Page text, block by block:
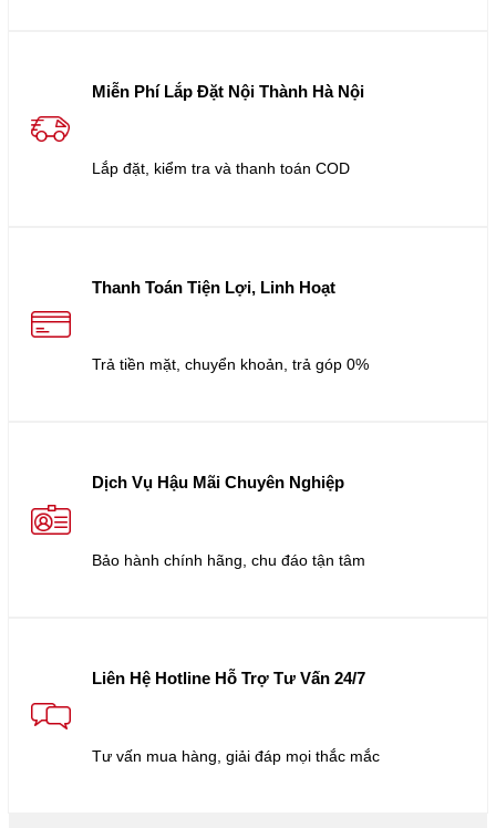
Miễn Phí Lắp Đặt Nội Thành Hà Nội
Lắp đặt, kiểm tra và thanh toán COD
Thanh Toán Tiện Lợi, Linh Hoạt
Trả tiền mặt, chuyển khoản, trả góp 0%
Dịch Vụ Hậu Mãi Chuyên Nghiệp
Bảo hành chính hãng, chu đáo tận tâm
Liên Hệ Hotline Hỗ Trợ Tư Vấn 24/7
Tư vấn mua hàng, giải đáp mọi thắc mắc